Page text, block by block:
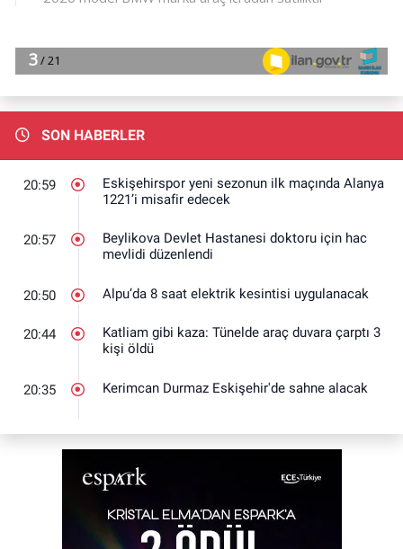
SON HABERLER
20:59
Eskişehirspor yeni sezonun ilk maçında Alanya
1221’i misafir edecek
20:57
Beylikova Devlet Hastanesi doktoru için hac
mevlidi düzenlendi
20:50 Alpu’da 8 saat elektrik kesintisi uygulanacak
20:44
Katliam gibi kaza: Tünelde araç duvara çarptı 3
kişi öldü
20:35 Kerimcan Durmaz Eskişehir'de sahne alacak